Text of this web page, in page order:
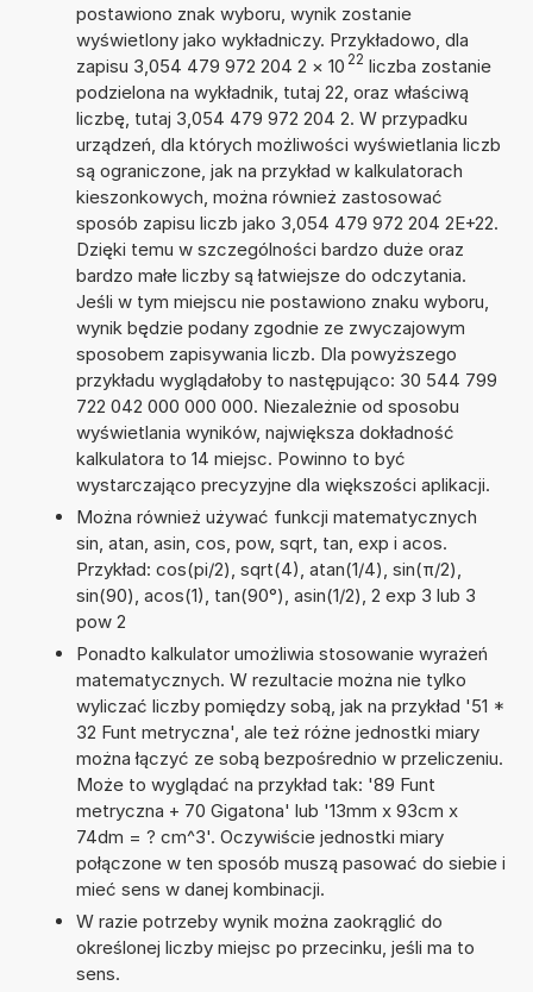
postawiono znak wyboru, wynik zostanie
wyświetlony jako wykładniczy. Przykładowo, dla
zapisu 3,054 479 972 204 2 × 10 22 liczba zostanie
podzielona na wykładnik, tutaj 22, oraz właściwą
liczbę, tutaj 3,054 479 972 204 2. W przypadku
urządzeń, dla których możliwości wyświetlania liczb
są ograniczone, jak na przykład w kalkulatorach
kieszonkowych, można również zastosować
sposób zapisu liczb jako 3,054 479 972 204 2E+22.
Dzięki temu w szczególności bardzo duże oraz
bardzo małe liczby są łatwiejsze do odczytania.
Jeśli w tym miejscu nie postawiono znaku wyboru,
wynik będzie podany zgodnie ze zwyczajowym
sposobem zapisywania liczb. Dla powyższego
przykładu wyglądałoby to następująco: 30 544 799
722 042 000 000 000. Niezależnie od sposobu
wyświetlania wyników, największa dokładność
kalkulatora to 14 miejsc. Powinno to być
wystarczająco precyzyjne dla większości aplikacji.
Można również używać funkcji matematycznych
sin, atan, asin, cos, pow, sqrt, tan, exp i acos.
Przykład: cos(pi/2), sqrt(4), atan(1/4), sin(π/2),
sin(90), acos(1), tan(90°), asin(1/2), 2 exp 3 lub 3
pow 2
Ponadto kalkulator umożliwia stosowanie wyrażeń
matematycznych. W rezultacie można nie tylko
wyliczać liczby pomiędzy sobą, jak na przykład '51 *
32 Funt metryczna', ale też różne jednostki miary
można łączyć ze sobą bezpośrednio w przeliczeniu.
Może to wyglądać na przykład tak: '89 Funt
metryczna + 70 Gigatona' lub '13mm x 93cm x
74dm = ? cm^3'. Oczywiście jednostki miary
połączone w ten sposób muszą pasować do siebie i
mieć sens w danej kombinacji.
W razie potrzeby wynik można zaokrąglić do
określonej liczby miejsc po przecinku, jeśli ma to
sens.